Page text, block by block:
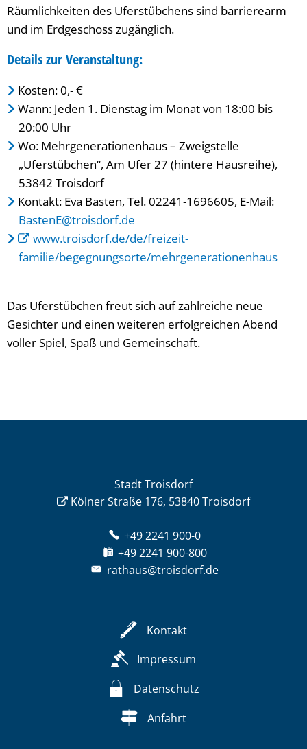
Räumlichkeiten des Uferstübchens sind barrierearm
und im Erdgeschoss zugänglich.
Details zur Veranstaltung:
Kosten: 0,- €
Wann: Jeden 1. Dienstag im Monat von 18:00 bis
20:00 Uhr
Wo: Mehrgenerationenhaus – Zweigstelle
„Uferstübchen“, Am Ufer 27 (hintere Hausreihe),
53842 Troisdorf
Kontakt: Eva Basten, Tel. 02241-1696605, E-Mail:
BastenE@troisdorf.de
www.troisdorf.de/de/freizeit-
familie/begegnungsorte/mehrgenerationenhaus
Das Uferstübchen freut sich auf zahlreiche neue
Gesichter und einen weiteren erfolgreichen Abend
voller Spiel, Spaß und Gemeinschaft.
Stadt Troisdorf
Kölner Straße 176, 53840 Troisdorf
+49 2241 900-0
+49 2241 900-800
rathaus@troisdorf.de
Kontakt
Impressum
Datenschutz
Anfahrt